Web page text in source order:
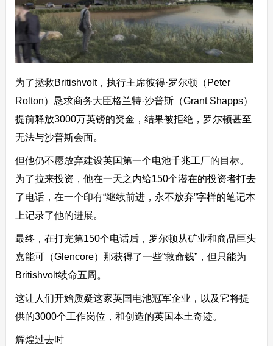
为了拯救Britishvolt，执行主席彼得·罗尔顿（Peter
Rolton）恳求商务大臣格兰特·沙普斯（Grant Shapps）
提前释放3000万英镑的资金，结果被拒绝，罗尔顿甚至
无法与沙普斯会面。
但他仍不愿放弃建设英国第一个电池千兆工厂的目标。
为了拉来投资，他在一天之内给150个潜在的投资者打去
了电话，在一个印有“继续前进，永不放弃”字样的笔记本
上记录了他的进展。
最终，在打完第150个电话后，罗尔顿从矿业和商品巨头
嘉能可（Glencore）那获得了一些“救命钱”，但只能为
Britishvolt续命五周。
这让人们开始质疑这家英国电池冠军企业，以及它将提
供的3000个工作岗位，和创造的英国本土奇迹。
辉煌过去时